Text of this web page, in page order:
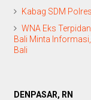
Kabag SDM
WNA Eks
Bali Minta
Bali
DENPASAR, RN